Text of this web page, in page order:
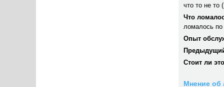
что то не то
Что
ломалось по
Опыт
Стоит ли
Мнение об